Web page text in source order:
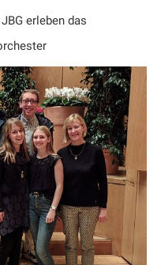
erleben das